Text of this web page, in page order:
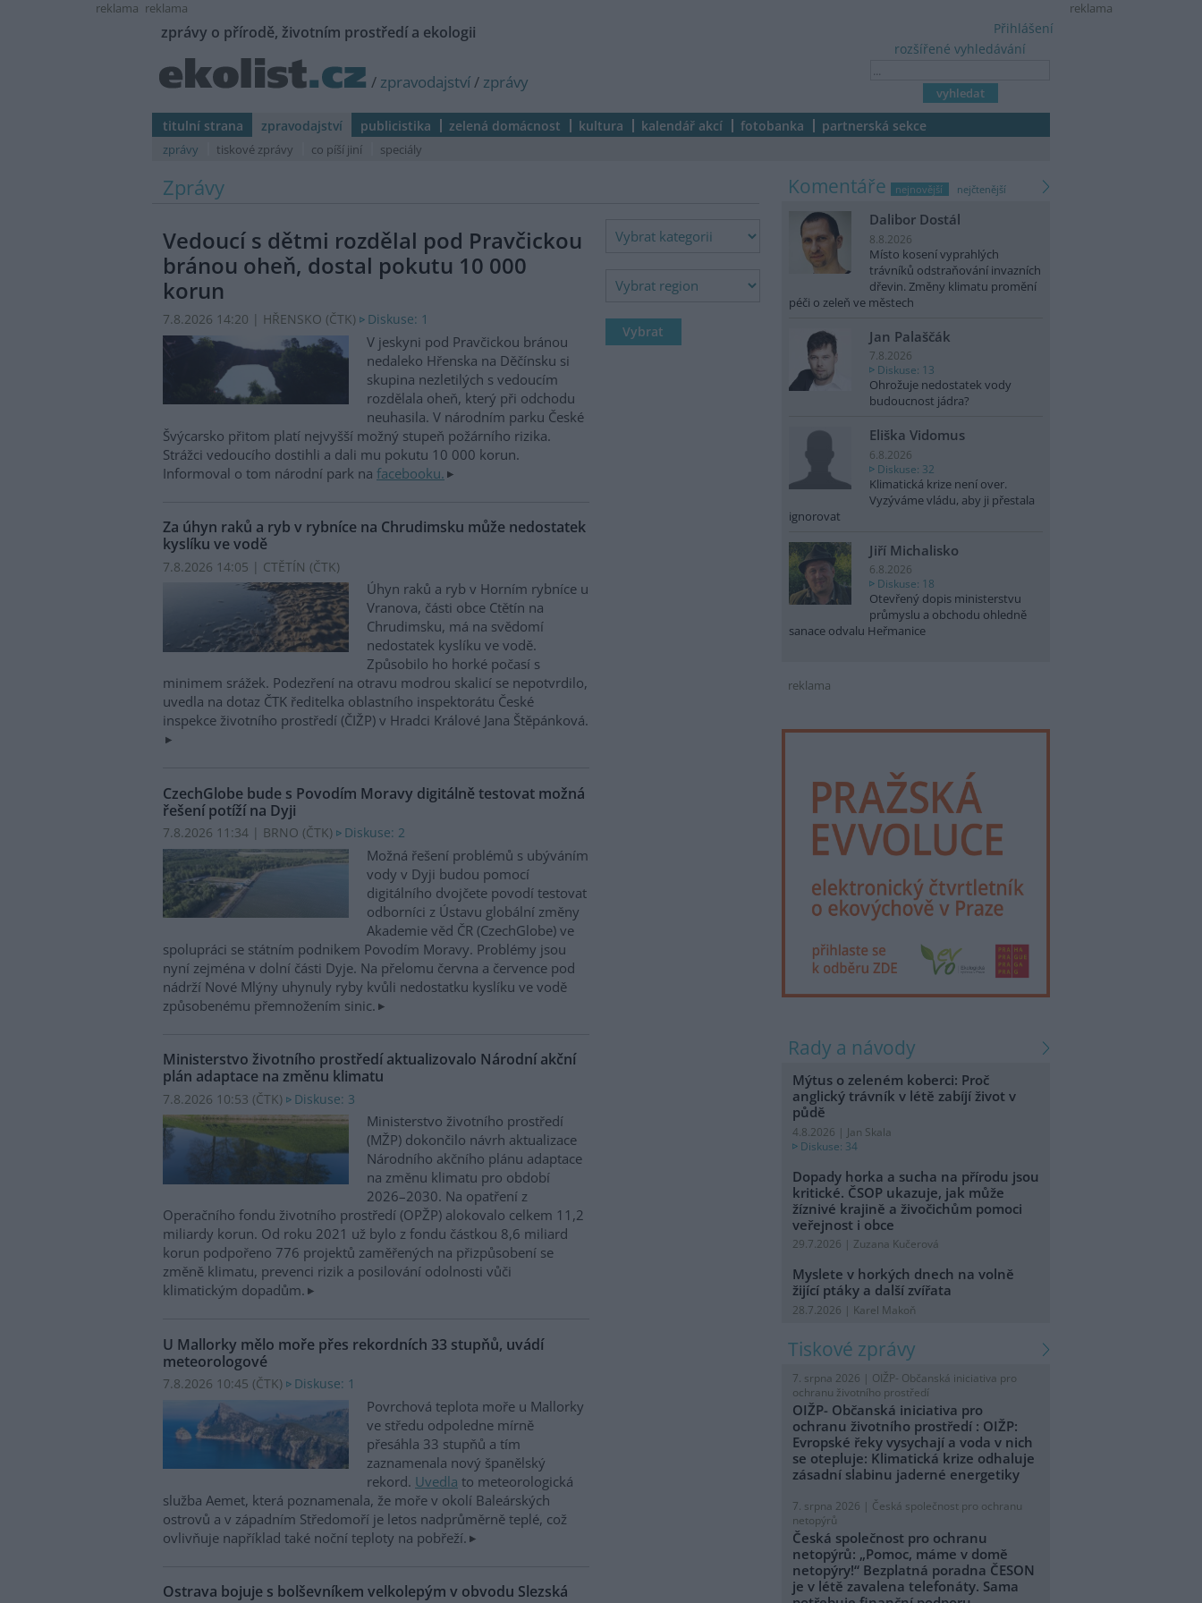
reklama
reklama reklama
zprávy o přírodě, životním prostředí a ekologii
/ zpravodajství/ zprávy
rozšířené vyhledávání
Přihlášení
titulní strana zpravodajství publicistika zelená domácnost kultura kalendář akcí fotobanka partnerská sekce
zprávy tiskové zprávy co píší jiní speciály
Zprávy
Vedoucí s dětmi rozdělal pod Pravčickou
bránou oheň, dostal pokutu 10 000
korun
7.8.2026 14:20 | HŘENSKO (ČTK) Diskuse: 1
V jeskyni pod Pravčickou bránou
nedaleko Hřenska na Děčínsku si
skupina nezletilých s vedoucím
rozdělala oheň, který při odchodu
neuhasila. V národním parku České
Švýcarsko přitom platí nejvyšší možný stupeň požárního rizika.
Strážci vedoucího dostihli a dali mu pokutu 10 000 korun.
Informoval o tom národní park na facebooku.
Za úhyn raků a ryb v rybníce na Chrudimsku může nedostatek
kyslíku ve vodě
7.8.2026 14:05 | CTĚTÍN (ČTK)
Úhyn raků a ryb v Horním rybníce u
Vranova, části obce Ctětín na
Chrudimsku, má na svědomí
nedostatek kyslíku ve vodě.
Způsobilo ho horké počasí s
minimem srážek. Podezření na otravu modrou skalicí se nepotvrdilo,
uvedla na dotaz ČTK ředitelka oblastního inspektorátu České
inspekce životního prostředí (ČIŽP) v Hradci Králové Jana Štěpánková.
CzechGlobe bude s Povodím Moravy digitálně testovat možná
řešení potíží na Dyji
7.8.2026 11:34 | BRNO (ČTK) Diskuse: 2
Možná řešení problémů s ubýváním
vody v Dyji budou pomocí
digitálního dvojčete povodí testovat
odborníci z Ústavu globální změny
Akademie věd ČR (CzechGlobe) ve
spolupráci se státním podnikem Povodím Moravy. Problémy jsou
nyní zejména v dolní části Dyje. Na přelomu června a července pod
nádrží Nové Mlýny uhynuly ryby kvůli nedostatku kyslíku ve vodě
způsobenému přemnožením sinic.
Ministerstvo životního prostředí aktualizovalo Národní akční
plán adaptace na změnu klimatu
7.8.2026 10:53 (ČTK) Diskuse: 3
Ministerstvo životního prostředí
(MŽP) dokončilo návrh aktualizace
Národního akčního plánu adaptace
na změnu klimatu pro období
2026–2030. Na opatření z
Operačního fondu životního prostředí (OPŽP) alokovalo celkem 11,2
miliardy korun. Od roku 2021 už bylo z fondu částkou 8,6 miliard
korun podpořeno 776 projektů zaměřených na přizpůsobení se
změně klimatu, prevenci rizik a posilování odolnosti vůči
klimatickým dopadům.
U Mallorky mělo moře přes rekordních 33 stupňů, uvádí
meteorologové
7.8.2026 10:45 (ČTK) Diskuse: 1
Povrchová teplota moře u Mallorky
ve středu odpoledne mírně
přesáhla 33 stupňů a tím
zaznamenala nový španělský
rekord. Uvedla to meteorologická
služba Aemet, která poznamenala, že moře v okolí Baleárských
ostrovů a v západním Středomoří je letos nadprůměrně teplé, což
ovlivňuje například také noční teploty na pobřeží.
Ostrava bojuje s bolševníkem velkolepým v obvodu Slezská
komentáře nejnovější nejčtenější
Dalibor Dostál
8.8.2026
Místo kosení vyprahlých
trávníků odstraňování invazních
dřevin. Změny klimatu promění
péči o zeleň ve městech
Jan Palaščák
7.8.2026
Diskuse: 13
Ohrožuje nedostatek vody
budoucnost jádra?
Eliška Vidomus
6.8.2026
Diskuse: 32
Klimatická krize není over.
Vyzýváme vládu, aby ji přestala
ignorovat
Jiří Michalisko
6.8.2026
Diskuse: 18
Otevřený dopis ministerstvu
průmyslu a obchodu ohledně
sanace odvalu Heřmanice
reklama
rady a návody
Mýtus o zeleném koberci: Proč
anglický trávník v létě zabíjí život v
půdě
4.8.2026 | Jan Skala
Diskuse: 34
Dopady horka a sucha na přírodu jsou
kritické. ČSOP ukazuje, jak může
žíznivé krajině a živočichům pomoci
veřejnost i obce
29.7.2026 | Zuzana Kučerová
Myslete v horkých dnech na volně
žijící ptáky a další zvířata
28.7.2026 | Karel Makoň
tiskové zprávy
7. srpna 2026 | OIŽP- Občanská iniciativa pro
ochranu životního prostředí
OIŽP- Občanská iniciativa pro
ochranu životního prostředí : OIŽP:
Evropské řeky vysychají a voda v nich
se otepluje: Klimatická krize odhaluje
zásadní slabinu jaderné energetiky
7. srpna 2026 | Česká společnost pro ochranu
netopýrů
Česká společnost pro ochranu
netopýrů: „Pomoc, máme v domě
netopýry!“ Bezplatná poradna ČESON
je v létě zavalena telefonáty. Sama